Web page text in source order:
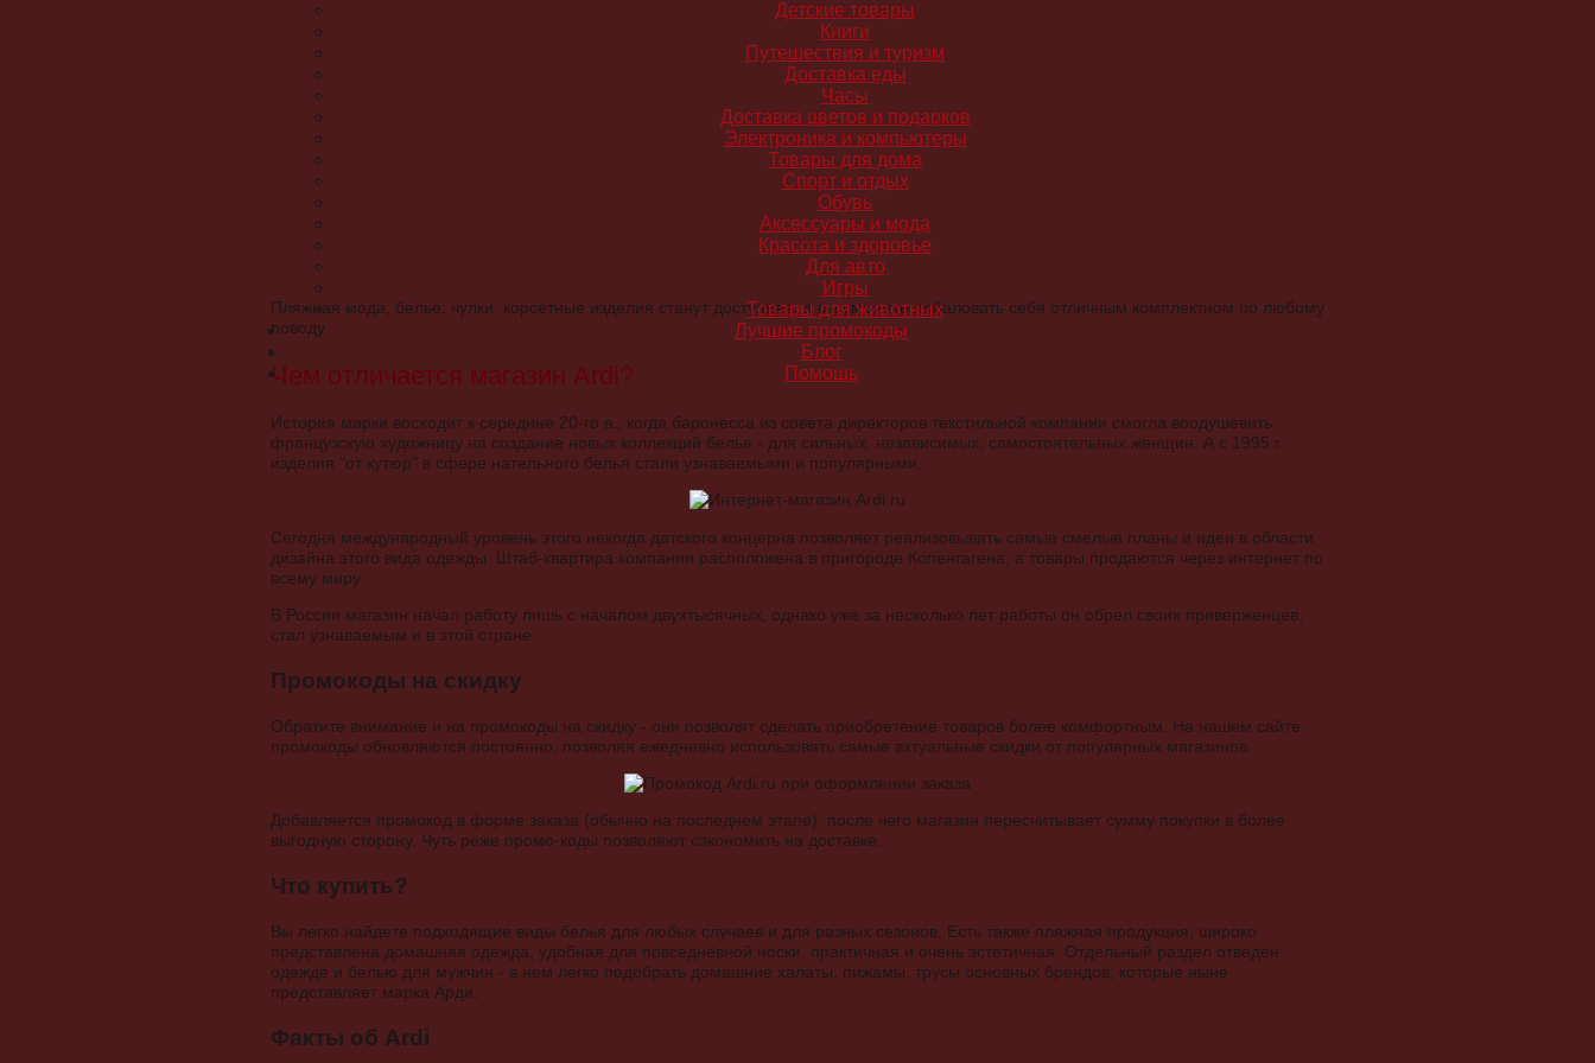
Пляжная мода, белье, чулки, корсетные изделия станут доступнее, а вы сможете побаловать себя отличным комплектном по любому
поводу.
Чем отличается магазин Ardi?
История марки восходит к середине 20-го в., когда баронесса из совета директоров текстильной компании смогла воодушевить
французскую художницу на создание новых коллекций белья - для сильных, независимых, самостоятельных женщин. А с 1995 г.
изделия "от кутюр" в сфере нательного белья стали узнаваемыми и популярными.
Сегодня международный уровень этого некогда датского концерна позволяет реализовывать самые смелые планы и идеи в области
дизайна этого вида одежды. Штаб-квартира компании расположена в пригороде Копенгагена, а товары продаются через интернет по
всему миру.
В России магазин начал работу лишь с началом двухтысячных, однако уже за несколько лет работы он обрел своих приверженцев,
стал узнаваемым и в этой стране.
Промокоды на скидку
Обратите внимание и на промокоды на скидку - они позволят сделать приобретение товаров более комфортным. На нашем сайте
промокоды обновляются постоянно, позволяя ежедневно использовать самые актуальные скидки от популярных магазинов.
Добавляется промокод в форме заказа (обычно на последнем этапе), после чего магазин пересчитывает сумму покупки в более
выгодную сторону. Чуть реже промо-коды позволяют сэкономить на доставке.
Что купить?
Вы легко найдете подходящие виды белья для любых случаев и для разных сезонов. Есть также пляжная продукция, широко
представлена домашняя одежда, удобная для повседневной носки, практичная и очень эстетичная. Отдельный раздел отведен
одежде и белью для мужчин - в нем легко подобрать домашние халаты, пижамы, трусы основных брендов, которые ныне
представляет марка Арди.
Факты об Ardi
Детские товары
Книги
Путешествия и туризм
Доставка еды
Часы
Доставка цветов и подарков
Электроника и компьютеры
Товары для дома
Спорт и отдых
Обувь
Аксессуары и мода
Красота и здоровье
Для авто
Игры
Товары для животных
Лучшие промокоды
Блог
Помощь